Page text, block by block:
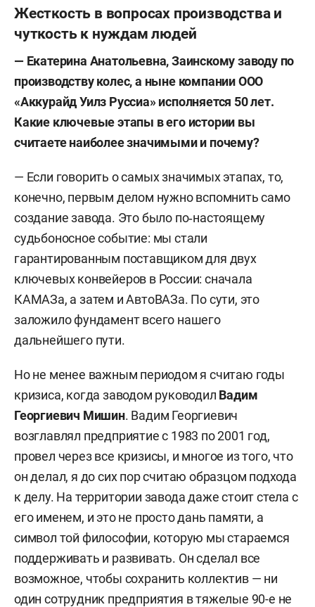
Жесткость в вопросах производства и
чуткость к нуждам людей
— Екатерина Анатольевна, Заинскому заводу по
производству колес, а ныне компании ООО
«Аккурайд Уилз Руссиа» исполняется 50 лет.
Какие ключевые этапы в его истории вы
считаете наиболее значимыми и почему?
— Если говорить о самых значимых этапах, то,
конечно, первым делом нужно вспомнить само
создание завода. Это было по‑настоящему
судьбоносное событие: мы стали
гарантированным поставщиком для двух
ключевых конвейеров в России: сначала
КАМАЗа, а затем и АвтоВАЗа. По сути, это
заложило фундамент всего нашего
дальнейшего пути.
Но не менее важным периодом я считаю годы
кризиса, когда заводом руководил Вадим
Георгиевич Мишин. Вадим Георгиевич
возглавлял предприятие с 1983 по 2001 год,
провел через все кризисы, и многое из того, что
он делал, я до сих пор считаю образцом подхода
к делу. На территории завода даже стоит стела с
его именем, и это не просто дань памяти, а
символ той философии, которую мы стараемся
поддерживать и развивать. Он сделал все
возможное, чтобы сохранить коллектив — ни
один сотрудник предприятия в тяжелые 90-е не